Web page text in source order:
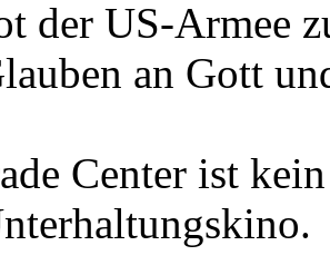
der US-Armee
an Gott
Center ist